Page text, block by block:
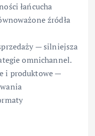
łańcucha
źródła
— silniejsza
omnichannel.
i produktowe —